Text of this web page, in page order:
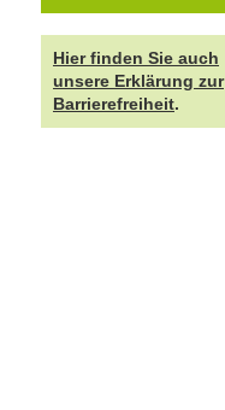
Hier finden Sie auch
unsere Erklärung zur
Barrierefreiheit.